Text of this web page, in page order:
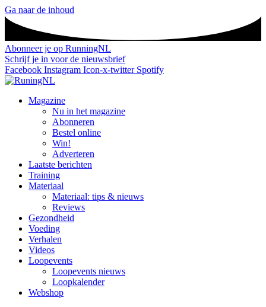
Ga naar de inhoud
Abonneer je op RunningNL
Schrijf je in voor de nieuwsbrief
Facebook Instagram Icon-x-twitter Spotify
Magazine
Nu in het magazine
Abonneren
Bestel online
Win!
Adverteren
Laatste berichten
Training
Materiaal
Materiaal: tips & nieuws
Reviews
Gezondheid
Voeding
Verhalen
Videos
Loopevents
Loopevents nieuws
Loopkalender
Webshop